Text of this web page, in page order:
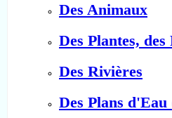
Des Animaux
Des Plantes,
Des Rivières
Des Plans